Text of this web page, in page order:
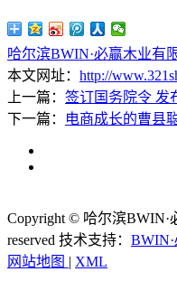
哈尔滨BWIN·必赢木业有
本文网址： http://
上一篇： 签订国务院令 发
下一篇：
电商成长的曹县
Copyright © 哈尔滨
reserved 技术支持：
网站地图 | XML